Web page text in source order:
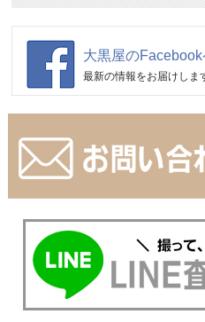
大黒屋のFacebook
最新の情報をお届けしま